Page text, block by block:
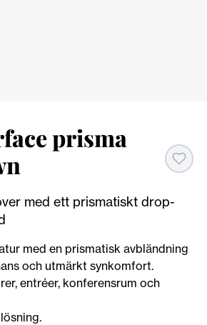
prisma
med ett prismatiskt drop-
med en prismatisk avbländning
och utmärkt synkomfort.
entréer, konferensrum och